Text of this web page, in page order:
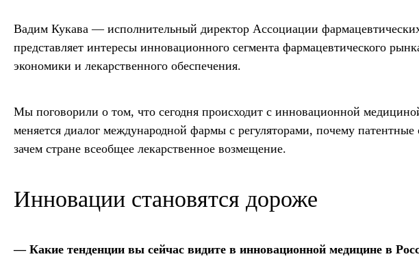
Вадим Кукава — исполнительный директор Ассоциации
представляет интересы инновационного сегмента фармацевтического
экономики и лекарственного обеспечения.
Мы поговорили о том, что сегодня происходит с инновационной
меняется диалог международной фармы с регуляторами, почему
зачем стране всеобщее лекарственное возмещение.
Инновации становятся дороже
— Какие тенденции вы сейчас видите в инновационной медицине в